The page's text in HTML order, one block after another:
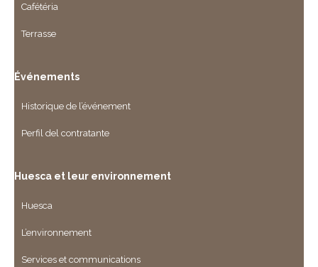
Cafétéria
Terrasse
Événements
Historique de l’événement
Perfil del contratante
Huesca et leur environnement
Huesca
L’environnement
Services et communications